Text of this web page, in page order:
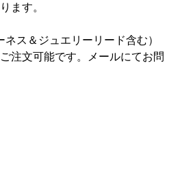
ます。
ネス＆ジュエリーリード含む）
注文可能です。メールにてお問